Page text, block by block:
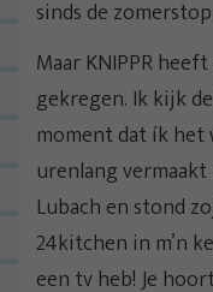
sinds de
Maar KNIPPR
gekregen. Ik kijk
moment dat ík
urenlang
Lubach en stond
24kitchen in m’n
een tv heb! Je